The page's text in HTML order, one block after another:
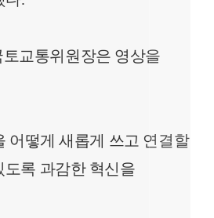
교통위원장은 영상을
어떻게 새롭게 쓰고 연결할
록 과감한 혁신을